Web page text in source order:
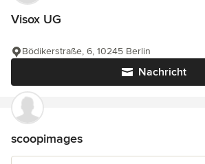
Visox UG
Nachricht
Bödikerstraße, 6, 10245 Berlin
scoopimages